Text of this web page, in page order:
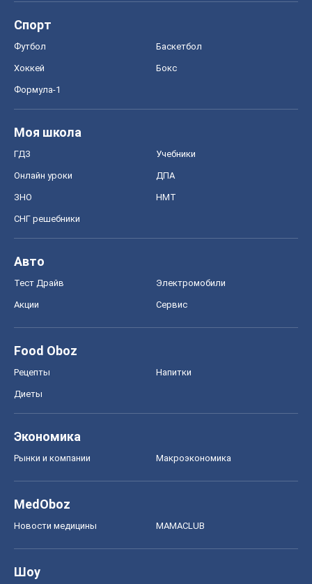
Спорт
Футбол Баскетбол
Хоккей Бокс
Формула-1
Моя школа
ГДЗ Учебники
Онлайн уроки ДПА
ЗНО НМТ
СНГ решебники
Авто
Тест Драйв Электромобили
Акции Сервис
Food Oboz
Рецепты Напитки
Диеты
Экономика
Рынки и компании Mакроэкономика
MedOboz
Новости медицины MAMACLUB
Шоу